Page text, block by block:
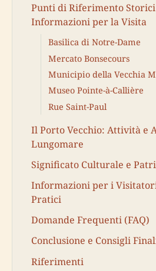
Punti di Riferimento Storici
Informazioni per la Visita
Basilica di Notre-Dame
Mercato Bonsecours
Municipio della Vecchia
Museo Pointe-à-Callière
Rue Saint-Paul
Il Porto Vecchio: Attività e
Lungomare
Significato Culturale e
Informazioni per i
Pratici
Domande Frequenti (FAQ)
Conclusione e Consigli
Riferimenti